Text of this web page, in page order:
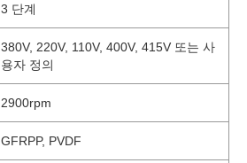
3 단계
380V, 220V, 110V, 400V, 415V 또는 사
용자 정의
2900rpm
GFRPP, PVDF